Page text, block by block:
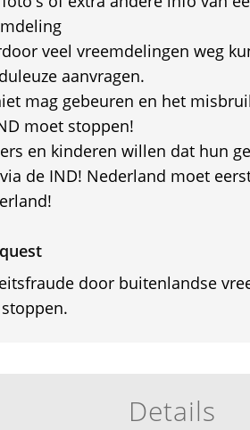
veel vreemdelingen weg
aanvragen.
mag gebeuren en het
moet stoppen!
en kinderen willen dat hun
de IND! Nederland moet
door buitenlandse
Details